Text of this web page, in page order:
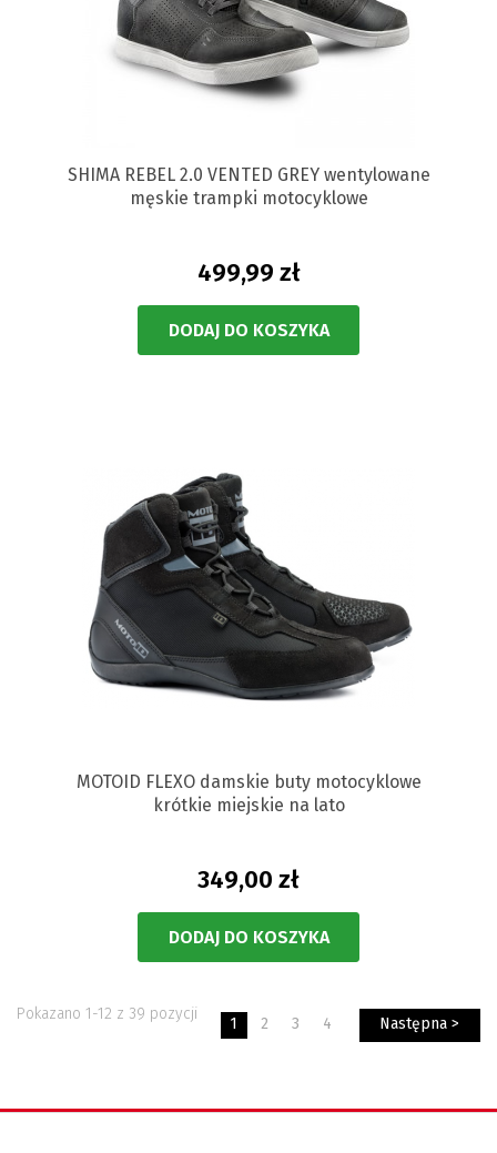
SHIMA REBEL 2.0 VENTED GREY wentylowane
męskie trampki motocyklowe
499,99 zł
DODAJ DO KOSZYKA
MOTOID FLEXO damskie buty motocyklowe
krótkie miejskie na lato
349,00 zł
DODAJ DO KOSZYKA
Pokazano 1-12 z 39 pozycji
1 2 3 4 Następna >